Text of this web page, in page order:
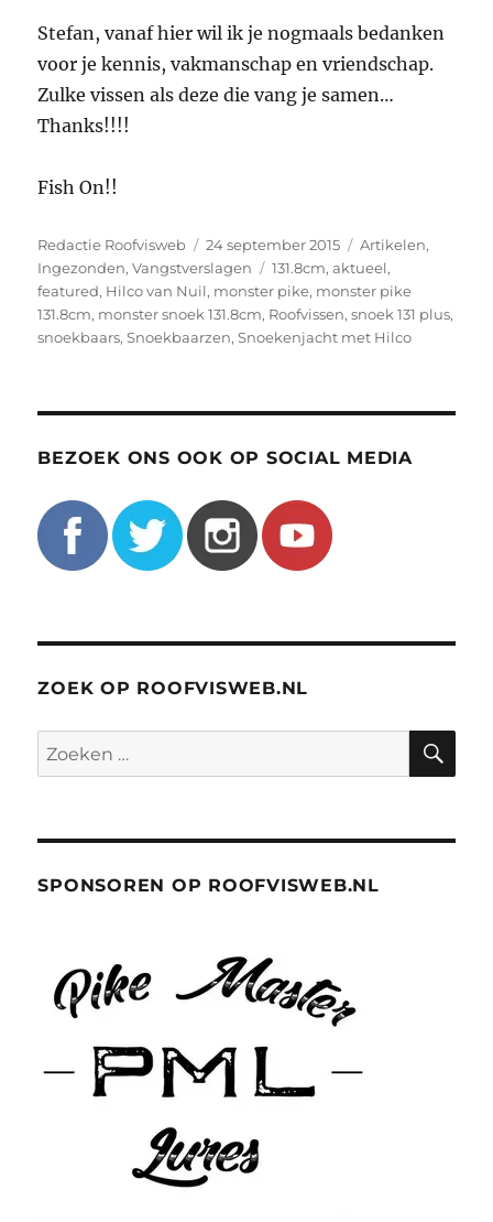
Stefan, vanaf hier wil ik je nogmaals bedanken
voor je kennis, vakmanschap en vriendschap.
Zulke vissen als deze die vang je samen…
Thanks!!!!
Fish On!!
Auteur
Redactie Roofvisweb
Geplaatst
op
24 september 2015 Categorieën
Artikelen,
Ingezonden,Vangstverslagen Tags
131.8cm,aktueel,
featured, Hilco van Nuil, monster pike, monster pike
131.8cm, monster snoek 131.8cm, Roofvissen,snoek 131 plus,
snoekbaars,Snoekbaarzen,Snoekenjacht met Hilco
BEZOEK ONS OOK OP SOCIAL MEDIA
ZOEK OP ROOFVISWEB.NL
Zoeken
naar:
SPONSOREN OP ROOFVISWEB.NL